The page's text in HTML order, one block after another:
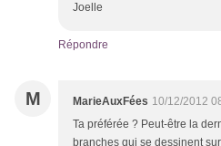
Joelle
Répondre
M MarieAuxFées 10/12/2012
Ta préférée ? Peut-être la
branches qui se dessinent